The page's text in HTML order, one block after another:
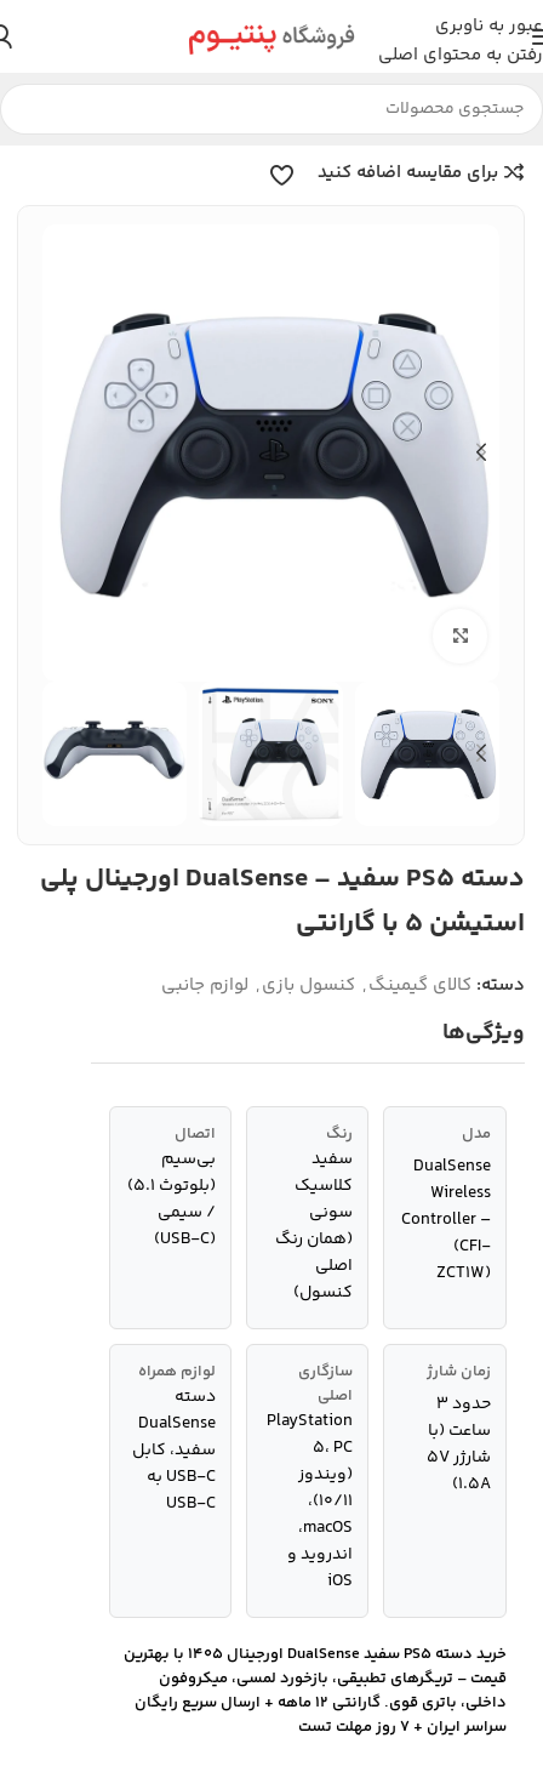
عبور به ناوبری
رفتن به محتوای اصلی
خانه کنسول بازی لوازم جانبی
برای مقایسه اضافه کنید
دسته PS5 سفید – DualSense اورجینال پلی
استیشن ۵ با گارانتی
دسته: کالای گیمینگ, کنسول بازی, لوازم جانبی
ویژگی‌ها
مدل
DualSense
Wireless
Controller –
(CFI-
ZCT1W)
رنگ
سفید
کلاسیک
سونی
(همان رنگ
اصلی
کنسول)
اتصال
بی‌سیم
(بلوتوث ۵.۱)
/ سیمی
(USB-C)
زمان شارژ
حدود ۳
ساعت (با
شارژر ۵V
۱.۵A)
سازگاری
اصلی
PlayStation
5، PC
(ویندوز
۱۰/۱۱)،
macOS،
اندروید و
iOS
لوازم همراه
دسته
DualSense
سفید، کابل
USB-C به
USB-C
خرید دسته PS5 سفید DualSense اورجینال ۱۴۰۵ با بهترین
قیمت – تریگرهای تطبیقی، بازخورد لمسی، میکروفون
داخلی، باتری قوی. گارانتی ۱۲ ماهه + ارسال سریع رایگان
سراسر ایران + ۷ روز مهلت تست